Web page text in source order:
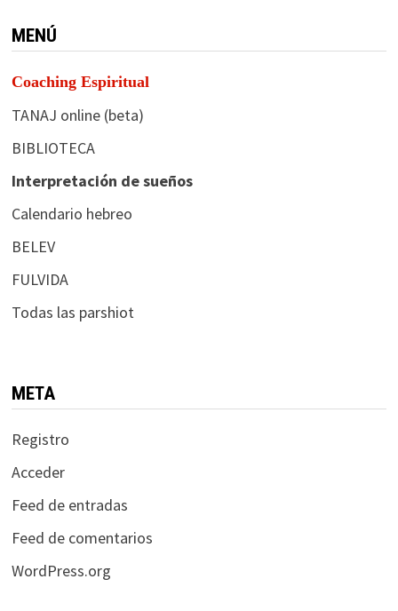
MENÚ
Coaching Espiritual
TANAJ online (beta)
BIBLIOTECA
Interpretación de sueños
Calendario hebreo
BELEV
FULVIDA
Todas las parshiot
META
Registro
Acceder
Feed de entradas
Feed de comentarios
WordPress.org